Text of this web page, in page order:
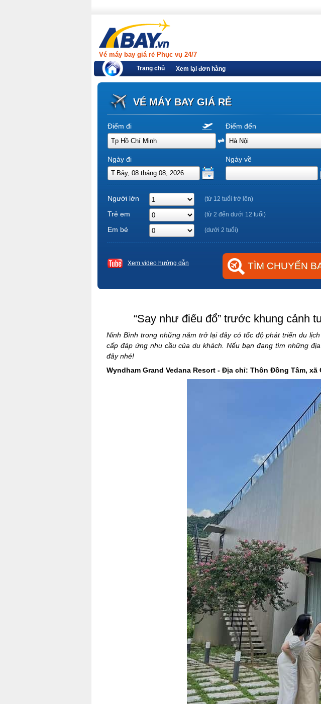
Vé máy bay giá rẻ Phục vụ 24/7
Trang chủ Xem lại đơn hàng
VÉ MÁY BAY GIÁ RẺ
Điểm đi Điểm đến
Ngày đi Ngày về
Người lớn (từ 12 tuổi trở lên)
Trẻ em (từ 2 đến dưới 12 tuổi)
Em bé (dưới 2 tuổi)
Xem video hướng dẫn
“Say như điếu đổ” trước khung cảnh
Ninh Bình trong những năm trở lại đây có tốc độ phát triển du
cấp đáp ứng nhu cầu của du khách. Nếu bạn đang tìm những
đây nhé!
Wyndham Grand Vedana Resort - Địa chỉ: Thôn Đồng Tâm,